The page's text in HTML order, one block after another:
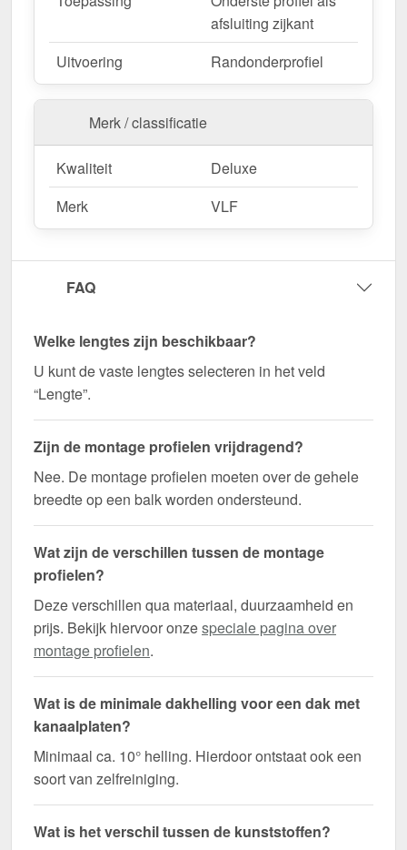
Robuuste bevestiging voor duurzame
constructies.
Agrarische gebouwen
– Weerbestendige
oplossing voor stallen & machinehallen.
Bestel nu Mendig | Rand-Onderprofiel – Snel
geleverd en perfect op elkaar afgestemd!
Zorg voor een stabiele en visueel aantrekkelijke
verbinding voor uw kanaalplaten - bestel nu!
afsluiting zijkant
Uitvoering
Randonderprofiel
Merk / classificatie
Kwaliteit
Deluxe
Merk
VLF
FAQ
Welke lengtes zijn beschikbaar?
U kunt de vaste lengtes selecteren in het veld
“Lengte”.
Zijn de montage profielen vrijdragend?
Nee. De montage profielen moeten over de gehele
breedte op een balk worden ondersteund.
Wat zijn de verschillen tussen de montage
profielen?
Deze verschillen qua materiaal, duurzaamheid en
prijs. Bekijk hiervoor onzespeciale pagina over
montage profielen.
Wat is de minimale dakhelling voor een dak met
kanaalplaten?
Minimaal ca. 10° helling. Hierdoor ontstaat ook een
soort van zelfreiniging.
Wat is het verschil tussen de kunststoffen?